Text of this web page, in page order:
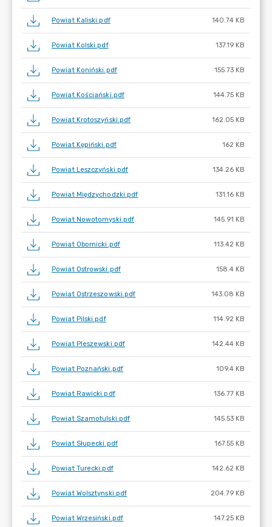
Powiat Kaliski.pdf 140.74 KB
Powiat Kolski.pdf 137.19 KB
Powiat Koniński.pdf 155.73 KB
Powiat Kościański.pdf 144.75 KB
Powiat Krotoszyński.pdf 162.05 KB
Powiat Kępiński.pdf 162 KB
Powiat Leszczyński.pdf 134.26 KB
Powiat Międzychodzki.pdf 131.16 KB
Powiat Nowotomyski.pdf 145.91 KB
Powiat Obornicki.pdf 113.42 KB
Powiat Ostrowski.pdf 158.4 KB
Powiat Ostrzeszowski.pdf 143.08 KB
Powiat Pilski.pdf 114.92 KB
Powiat Pleszewski.pdf 142.44 KB
Powiat Poznański.pdf 109.4 KB
Powiat Rawicki.pdf 136.77 KB
Powiat Szamotulski.pdf 145.53 KB
Powiat Słupecki.pdf 167.55 KB
Powiat Turecki.pdf 142.62 KB
Powiat Wolsztynski.pdf 204.79 KB
Powiat Wrzesiński.pdf 147.25 KB